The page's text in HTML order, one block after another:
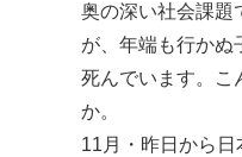
奥の深い社会課題
が、年端も行かぬ
死んでいます。こ
か。
11月・昨日から